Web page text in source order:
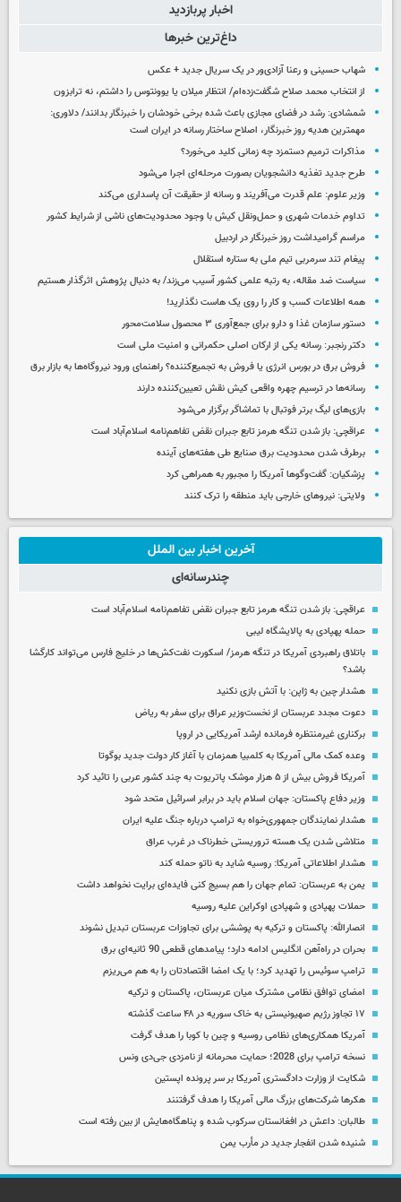
اخبار پربازدید
داغ‌ترین خبرها
شهاب حسینی و رعنا آزادی‌ور در یک سریال جدید + عکس
از انتخاب محمد صلاح شگفت‌زده‌ام/ انتظار میلان یا یوونتوس را داشتم، نه ترابزون
شمشادی: رشد در فضای مجازی باعث شده برخی خودشان را خبرنگار بدانند/ دلاوری:
مهمترین هدیه‌ روز خبرنگار، اصلاح ساختار رسانه در ایران است
مذاکرات ترمیم دستمزد چه زمانی کلید می‌خورد؟
طرح جدید تغذیه دانشجویان بصورت مرحله‌ای اجرا می‌شود
وزیر علوم: علم قدرت می‌آفریند و رسانه از حقیقت آن پاسداری می‌کند
تداوم خدمات شهری و حمل‌ونقل کیش با وجود محدودیت‌های ناشی از شرایط کشور
مراسم گرامیداشت روز خبرنگار در اردبیل
پیغام تند سرمربی تیم ملی به ستاره استقلال
سیاست ضد مقاله، به رتبه علمی کشور آسیب می‌زند/ به دنبال پژوهش اثرگذار هستیم
همه اطلاعات کسب‌ و کار را روی یک هاست نگذارید!
دستور سازمان غذا و دارو برای جمع‌آوری ۳ محصول سلامت‌محور
دکتر رنجبر: رسانه یکی از ارکان اصلی حکمرانی و امنیت ملی است
فروش برق در بورس انرژی یا فروش به تجمیع‌کننده؟ راهنمای ورود نیروگاه‌ها به بازار برق
رسانه‌ها در ترسیم چهره واقعی کیش نقش تعیین‌کننده دارند
بازی‌های لیگ برتر فوتبال با تماشاگر برگزار می‌شود
عراقچی: باز شدن تنگه هرمز تابع جبران نقض تفاهم‌نامه اسلام‌آباد است
برطرف شدن محدودیت‌ برق صنایع طی هفته‌های آینده
پزشکیان: گفت‌وگوها آمریکا را مجبور به همراهی کرد
ولایتی: نیروهای خارجی باید منطقه را ترک کنند
آخرین اخبار بین الملل
چندرسانه‌ای
عراقچی: باز شدن تنگه هرمز تابع جبران نقض تفاهم‌نامه اسلام‌آباد است
حمله پهپادی به پالایشگاه لیبی
باتلاق راهبردی آمریکا در تنگه هرمز/ اسکورت نفت‌کش‌ها در خلیج فارس می‌تواند کارگشا
باشد؟
هشدار چین به ژاپن: با آتش بازی نکنید
دعوت مجدد عربستان از نخست‌وزیر عراق برای سفر به ریاض
برکناری غیرمنتظره فرمانده ارشد آمریکایی در اروپا
وعده کمک مالی آمریکا به کلمبیا همزمان با آغاز کار دولت جدید بوگوتا
آمریکا فروش بیش از ۵ هزار موشک پاتریوت به چند کشور عربی را تائید کرد
وزیر دفاع پاکستان: جهان اسلام باید در برابر اسرائیل متحد شود
هشدار نمایندگان جمهوری‌خواه به ترامپ درباره جنگ علیه ایران
متلاشی شدن یک هسته تروریستی خطرناک در غرب عراق
هشدار اطلاعاتی آمریکا: روسیه شاید به ناتو حمله کند
یمن به عربستان: تمام جهان را هم بسیج کنی فایده‌ای برایت نخواهد داشت
حملات پهپادی و شهپادی اوکراین علیه روسیه
انصارالله: پاکستان و ترکیه به پوششی برای تجاوزات عربستان تبدیل نشوند
بحران در راه‌آهن انگلیس ادامه دارد؛ پیامدهای قطعی 90 ثانیه‌ای برق
ترامپ سوئیس را تهدید کرد؛ با یک امضا اقتصادتان را به هم می‌ریزم
امضای توافق نظامی مشترک میان عربستان، پاکستان و ترکیه
۱۷ تجاوز رژیم صهیونیستی به خاک سوریه در ۴۸ ساعت گذشته
آمریکا همکاری‌های نظامی روسیه و چین با کوبا را هدف گرفت
نسخه ترامپ برای 2028؛ حمایت محرمانه از نامزدی جی‌دی ونس
شکایت از وزارت دادگستری آمریکا بر سر پرونده اپستین
هکرها شرکت‌های بزرگ مالی آمریکا را هدف گرفتنند
طالبان: داعش در افغانستان سرکوب شده و پناهگاه‌هایش از بین رفته است
شنیده شدن انفجار جدید در مأرب یمن